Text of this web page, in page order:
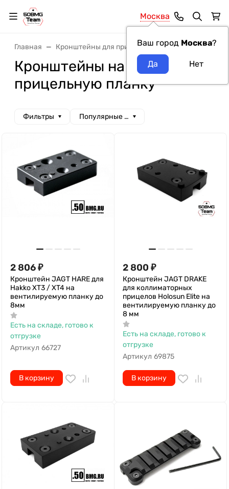
Москва
Ваш город Москва?
Главная Кронштейны для прицелов Кронштейны на
Кронштейны на
прицельную планку
Фильтры Популярные сначала
2 806₽
Кронштейн JAGT HARE для
Hakko XT3 / XT4 на
вентилируемую планку до
8мм
Есть на складе, готово к
отгрузке
Артикул 66727
В корзину
2 800 ₽
Кронштейн JAGT DRAKE
для коллиматорных
прицелов Holosun Elite на
вентилируемую планку до
8 мм
Есть на складе, готово к
отгрузке
Артикул 69875
В корзину